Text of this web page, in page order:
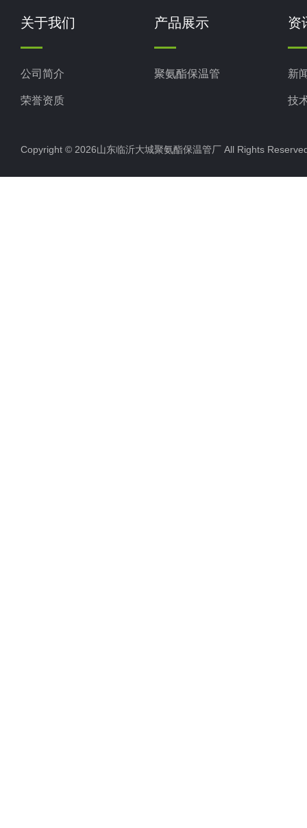
关于我们
公司简介
荣誉资质
产品展示
聚氨酯保温管
资
新
技
Copyright © 2026山东临沂大城聚氨酯保温管厂 All Rights